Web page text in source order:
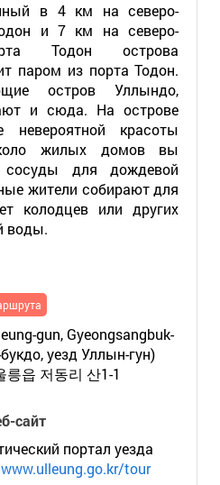
в 4 км на северо-
и 7 км на северо-
Тодон острова
паром из порта Тодон.
остров Уллындо,
и сюда. На острове
красоты
жилых домов вы
сосуды для дождевой
жители собирают для
колодцев или других
воды.
gun, Gyeongsangbuk-
уезд Уллын-гун)
릉읍 저동리 산1-1
сайт
портал уезда
tour